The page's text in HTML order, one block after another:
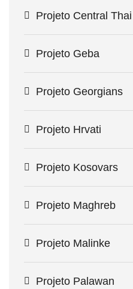
Projeto Central Thai
Projeto Geba
Projeto Georgians
Projeto Hrvati
Projeto Kosovars
Projeto Maghreb
Projeto Malinke
Projeto Palawan